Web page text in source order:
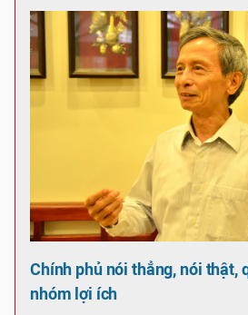
Chính phủ nói thẳng, nói thật,
nhóm lợi ích